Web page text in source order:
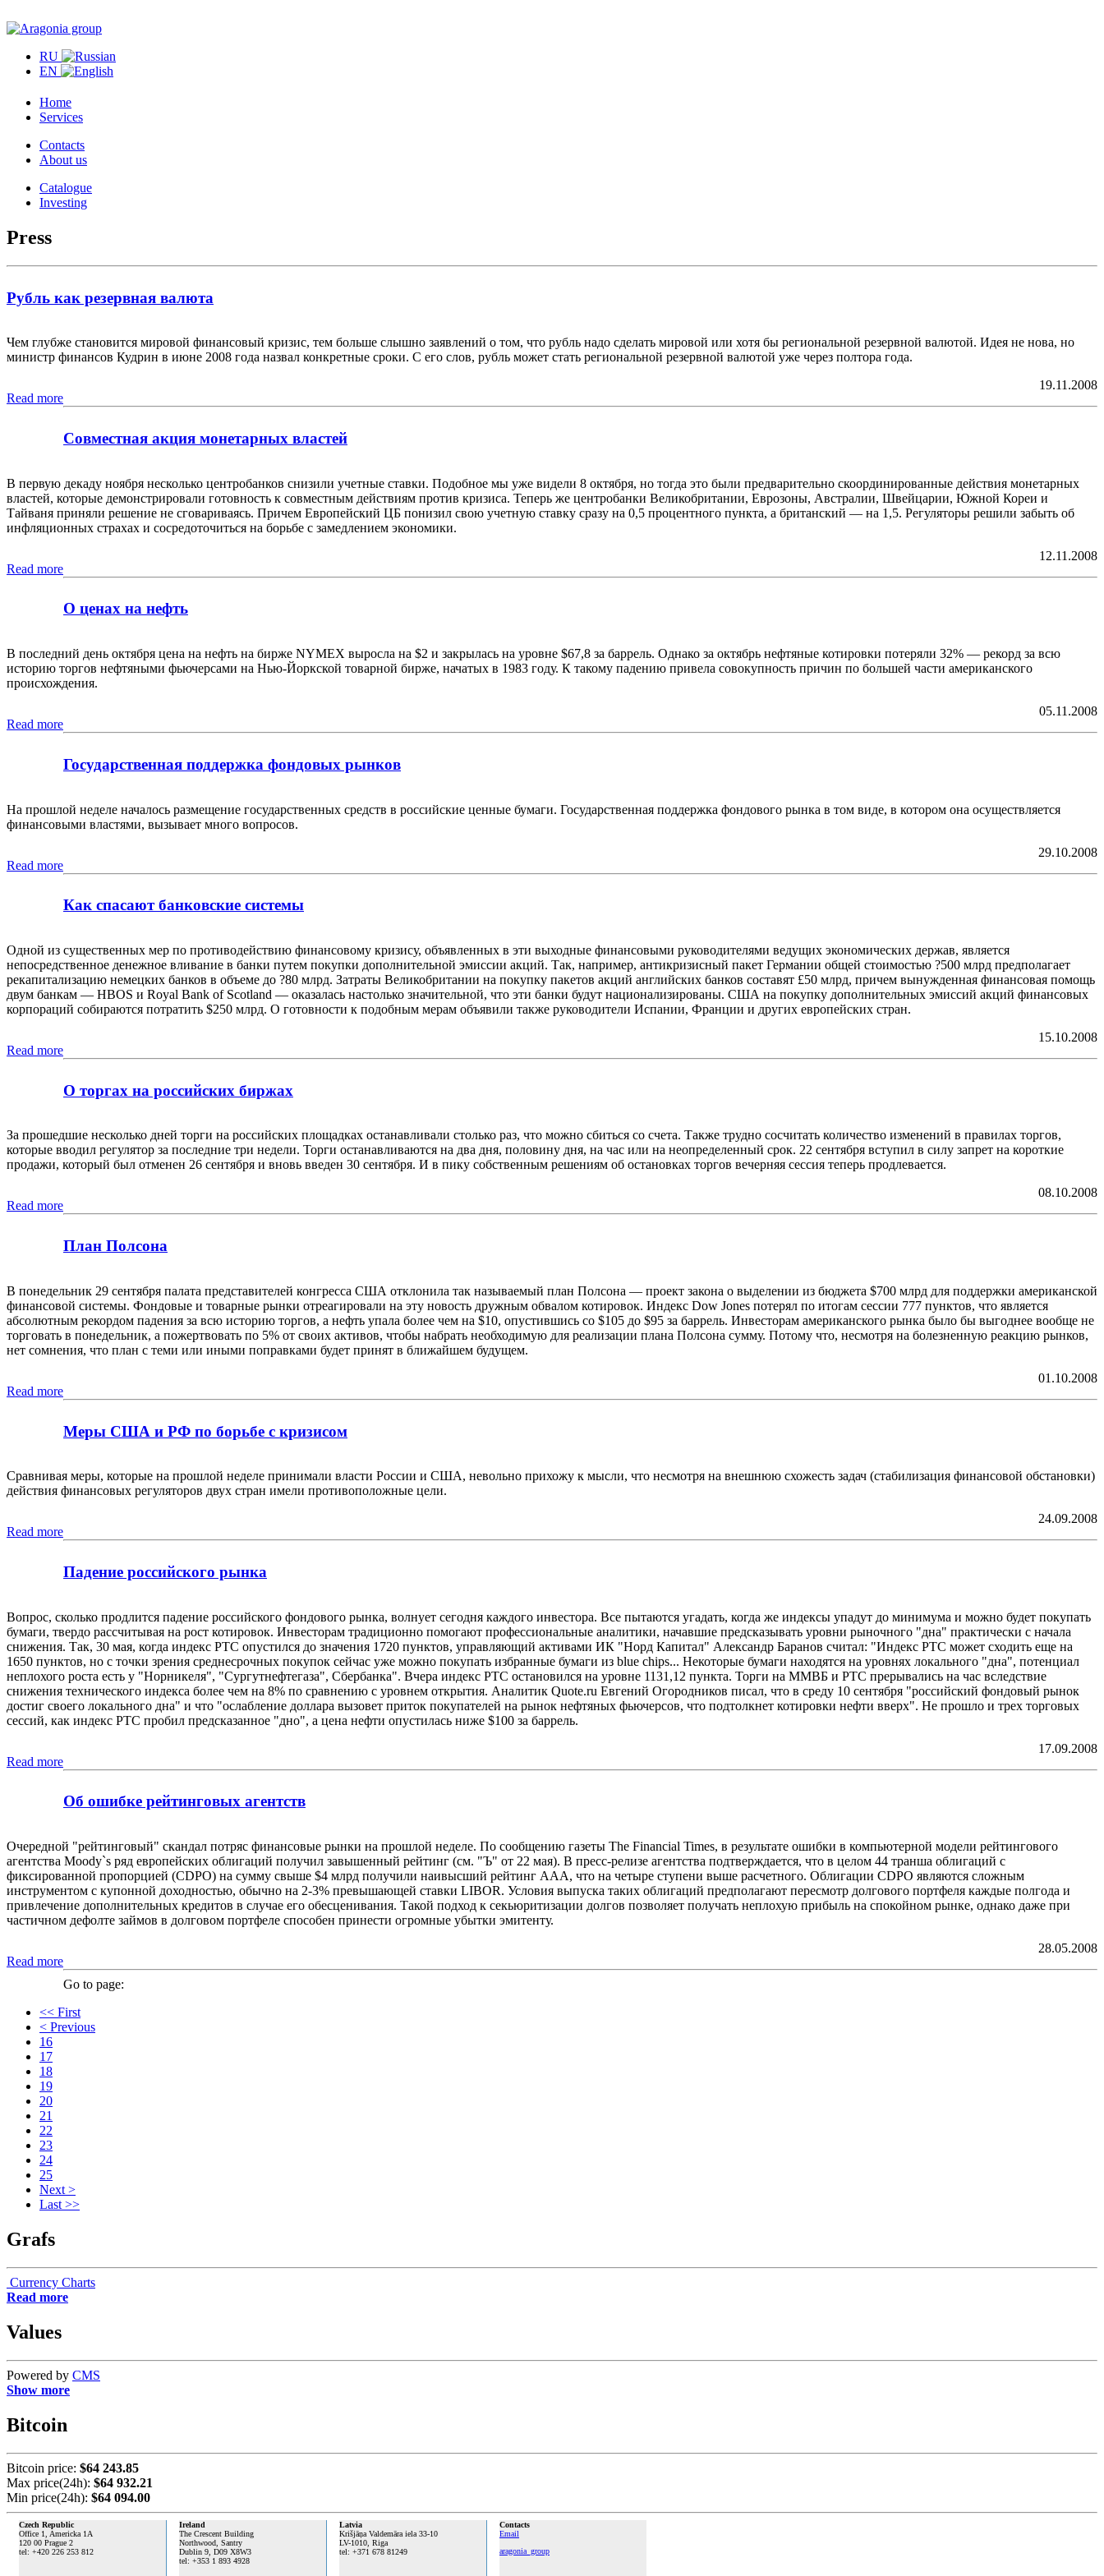
RU
EN
Home
Services
Contacts
About us
Catalogue
Investing
Press
Рубль как резервная валюта
Чем глубже становится мировой финансовый кризис, тем больше слышно заявлений о том, что рубль надо сделать мировой или хотя бы региональной резервной валютой. Идея не нова, но
министр финансов Кудрин в июне 2008 года назвал конкретные сроки. С его слов, рубль может стать региональной резервной валютой уже через полтора года.
Read more
19.11.2008
Совместная акция монетарных властей
В первую декаду ноября несколько центробанков снизили учетные ставки. Подобное мы уже видели 8 октября, но тогда это были предварительно скоординированные действия монетарных
властей, которые демонстрировали готовность к совместным действиям против кризиса. Теперь же центробанки Великобритании, Еврозоны, Австралии, Швейцарии, Южной Кореи и
Тайваня приняли решение не сговариваясь. Причем Европейский ЦБ понизил свою учетную ставку сразу на 0,5 процентного пункта, а британский — на 1,5. Регуляторы решили забыть об
инфляционных страхах и сосредоточиться на борьбе с замедлением экономики.
Read more
12.11.2008
О ценах на нефть
В последний день октября цена на нефть на бирже NYMEX выросла на $2 и закрылась на уровне $67,8 за баррель. Однако за октябрь нефтяные котировки потеряли 32% — рекорд за всю
историю торгов нефтяными фьючерсами на Нью-Йоркской товарной бирже, начатых в 1983 году. К такому падению привела совокупность причин по большей части американского
происхождения.
Read more
05.11.2008
Государственная поддержка фондовых рынков
На прошлой неделе началось размещение государственных средств в российские ценные бумаги. Государственная поддержка фондового рынка в том виде, в котором она осуществляется
финансовыми властями, вызывает много вопросов.
Read more
29.10.2008
Как спасают банковские системы
Одной из существенных мер по противодействию финансовому кризису, объявленных в эти выходные финансовыми руководителями ведущих экономических держав, является
непосредственное денежное вливание в банки путем покупки дополнительной эмиссии акций. Так, например, антикризисный пакет Германии общей стоимостью ?500 млрд предполагает
рекапитализацию немецких банков в объеме до ?80 млрд. Затраты Великобритании на покупку пакетов акций английских банков составят £50 млрд, причем вынужденная финансовая помощь
двум банкам — HBOS и Royal Bank of Scotland — оказалась настолько значительной, что эти банки будут национализированы. США на покупку дополнительных эмиссий акций финансовых
корпораций собираются потратить $250 млрд. О готовности к подобным мерам объявили также руководители Испании, Франции и других европейских стран.
Read more
15.10.2008
О торгах на российских биржах
За прошедшие несколько дней торги на российских площадках останавливали столько раз, что можно сбиться со счета. Также трудно сосчитать количество изменений в правилах торгов,
которые вводил регулятор за последние три недели. Торги останавливаются на два дня, половину дня, на час или на неопределенный срок. 22 сентября вступил в силу запрет на короткие
продажи, который был отменен 26 сентября и вновь введен 30 сентября. И в пику собственным решениям об остановках торгов вечерняя сессия теперь продлевается.
Read more
08.10.2008
План Полсона
В понедельник 29 сентября палата представителей конгресса США отклонила так называемый план Полсона — проект закона о выделении из бюджета $700 млрд для поддержки американской
финансовой системы. Фондовые и товарные рынки отреагировали на эту новость дружным обвалом котировок. Индекс Dow Jones потерял по итогам сессии 777 пунктов, что является
абсолютным рекордом падения за всю историю торгов, а нефть упала более чем на $10, опустившись со $105 до $95 за баррель. Инвесторам американского рынка было бы выгоднее вообще не
торговать в понедельник, а пожертвовать по 5% от своих активов, чтобы набрать необходимую для реализации плана Полсона сумму. Потому что, несмотря на болезненную реакцию рынков,
нет сомнения, что план с теми или иными поправками будет принят в ближайшем будущем.
Read more
01.10.2008
Меры США и РФ по борьбе с кризисом
Сравнивая меры, которые на прошлой неделе принимали власти России и США, невольно прихожу к мысли, что несмотря на внешнюю схожесть задач (стабилизация финансовой обстановки)
действия финансовых регуляторов двух стран имели противоположные цели.
Read more
24.09.2008
Падение российского рынка
Вопрос, сколько продлится падение российского фондового рынка, волнует сегодня каждого инвестора. Все пытаются угадать, когда же индексы упадут до минимума и можно будет покупать
бумаги, твердо рассчитывая на рост котировок. Инвесторам традиционно помогают профессиональные аналитики, начавшие предсказывать уровни рыночного "дна" практически с начала
снижения. Так, 30 мая, когда индекс РТС опустился до значения 1720 пунктов, управляющий активами ИК "Норд Капитал" Александр Баранов считал: "Индекс РТС может сходить еще на
1650 пунктов, но с точки зрения среднесрочных покупок сейчас уже можно покупать избранные бумаги из blue chips... Некоторые бумаги находятся на уровнях локального "дна", потенциал
неплохого роста есть у "Норникеля", "Сургутнефтегаза", Сбербанка". Вчера индекс РТС остановился на уровне 1131,12 пункта. Торги на ММВБ и РТС прерывались на час вследствие
снижения технического индекса более чем на 8% по сравнению с уровнем открытия. Аналитик Quote.ru Евгений Огородников писал, что в среду 10 сентября "российский фондовый рынок
достиг своего локального дна" и что "ослабление доллара вызовет приток покупателей на рынок нефтяных фьючерсов, что подтолкнет котировки нефти вверх". Не прошло и трех торговых
сессий, как индекс РТС пробил предсказанное "дно", а цена нефти опустилась ниже $100 за баррель.
Read more
17.09.2008
Об ошибке рейтинговых агентств
Очередной "рейтинговый" скандал потряс финансовые рынки на прошлой неделе. По сообщению газеты The Financial Times, в результате ошибки в компьютерной модели рейтингового
агентства Moody`s ряд европейских облигаций получил завышенный рейтинг (см. "Ъ" от 22 мая). В пресс-релизе агентства подтверждается, что в целом 44 транша облигаций с
фиксированной пропорцией (CDPO) на сумму свыше $4 млрд получили наивысший рейтинг ААА, что на четыре ступени выше расчетного. Облигации CDPO являются сложным
инструментом с купонной доходностью, обычно на 2-3% превышающей ставки LIBOR. Условия выпуска таких облигаций предполагают пересмотр долгового портфеля каждые полгода и
привлечение дополнительных кредитов в случае его обесценивания. Такой подход к секьюритизации долгов позволяет получать неплохую прибыль на спокойном рынке, однако даже при
частичном дефолте займов в долговом портфеле способен принести огромные убытки эмитенту.
Read more
28.05.2008
Go to page:
<< First
< Previous
16
17
18
19
20
21
22
23
24
25
Next >
Last >>
Grafs
Currency Charts
Read more
Values
Powered by CMS
Show more
Bitcoin
Bitcoin price: $64 243.85
Max price(24h): $64 932.21
Min price(24h): $64 094.00
Czech Republic
Office 1, Americka 1A
120 00 Prague 2
tel: +420 226 253 812
Ireland
The Crescent Building
Northwood, Santry
Dublin 9, D09 X8W3
tel: +353 1 893 4928
Latvia
Krišjāņa Valdemāra iela 33-10
LV-1010, Riga
tel: +371 678 81249
Contacts
Email
aragonia_group